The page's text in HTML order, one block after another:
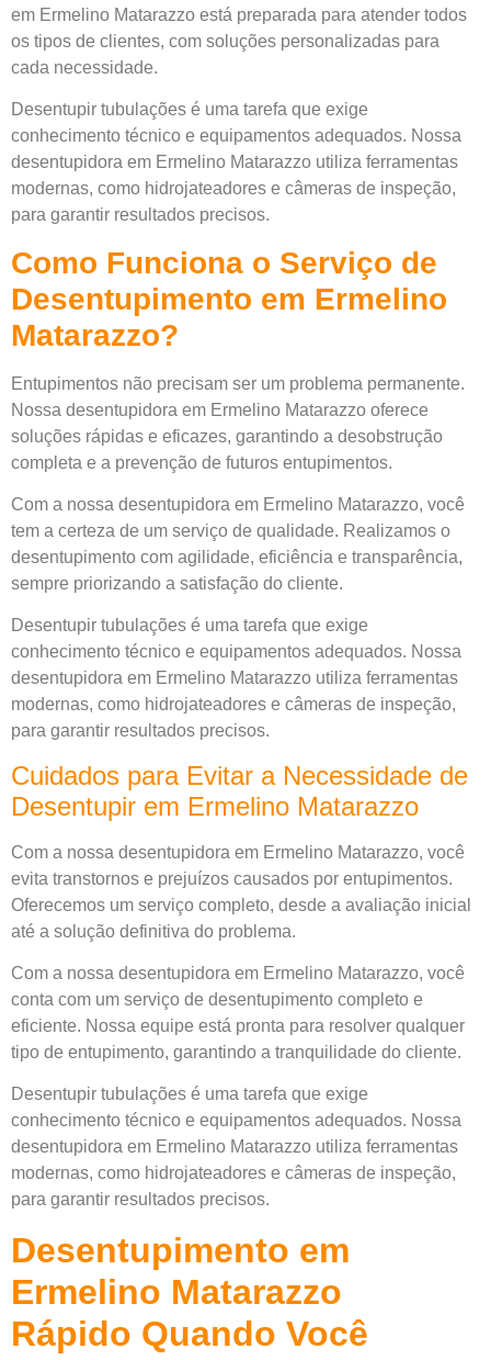
em Ermelino Matarazzo está preparada para atender todos
os tipos de clientes, com soluções personalizadas para
cada necessidade.
Desentupir tubulações é uma tarefa que exige
conhecimento técnico e equipamentos adequados. Nossa
desentupidora em Ermelino Matarazzo utiliza ferramentas
modernas, como hidrojateadores e câmeras de inspeção,
para garantir resultados precisos.
Como Funciona o Serviço de
Desentupimento em Ermelino
Matarazzo?
Entupimentos não precisam ser um problema permanente.
Nossa desentupidora em Ermelino Matarazzo oferece
soluções rápidas e eficazes, garantindo a desobstrução
completa e a prevenção de futuros entupimentos.
Com a nossa desentupidora em Ermelino Matarazzo, você
tem a certeza de um serviço de qualidade. Realizamos o
desentupimento com agilidade, eficiência e transparência,
sempre priorizando a satisfação do cliente.
Desentupir tubulações é uma tarefa que exige
conhecimento técnico e equipamentos adequados. Nossa
desentupidora em Ermelino Matarazzo utiliza ferramentas
modernas, como hidrojateadores e câmeras de inspeção,
para garantir resultados precisos.
Cuidados para Evitar a Necessidade de
Desentupir em Ermelino Matarazzo
Com a nossa desentupidora em Ermelino Matarazzo, você
evita transtornos e prejuízos causados por entupimentos.
Oferecemos um serviço completo, desde a avaliação inicial
até a solução definitiva do problema.
Com a nossa desentupidora em Ermelino Matarazzo, você
conta com um serviço de desentupimento completo e
eficiente. Nossa equipe está pronta para resolver qualquer
tipo de entupimento, garantindo a tranquilidade do cliente.
Desentupir tubulações é uma tarefa que exige
conhecimento técnico e equipamentos adequados. Nossa
desentupidora em Ermelino Matarazzo utiliza ferramentas
modernas, como hidrojateadores e câmeras de inspeção,
para garantir resultados precisos.
Desentupimento em
Ermelino Matarazzo
Rápido Quando Você